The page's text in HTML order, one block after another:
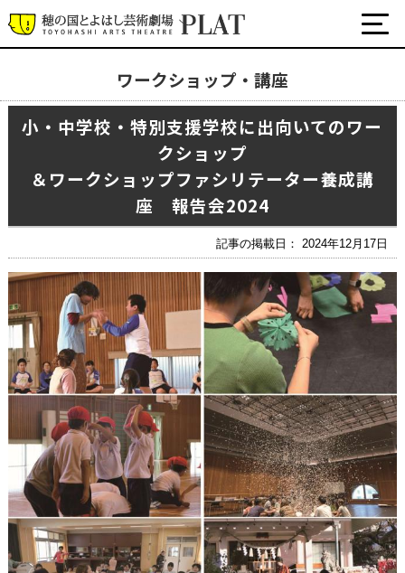
アクセシビリティ/
サービス
会員制度のご案内
座席表 月間スケジュール
プラットニュース 出版物・映像
ワークショップ・講座
小・中学校・特別支援学校に出向いてのワー
クショップ
＆ワークショップファシリテーター養成講
座 報告会2024
記事の掲載日： 2024年12月17日
最新の公演・イベント情報
演劇・ダンス・音楽など
ワークショップ・講座
チケット・座席表・鑑賞サポートなど
施設の利用について
サポート
関連団体・施設